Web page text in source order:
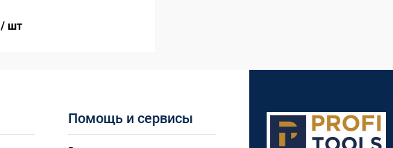
/ шт
Помощь и сервисы